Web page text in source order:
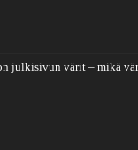
julkisivun värit – mikä